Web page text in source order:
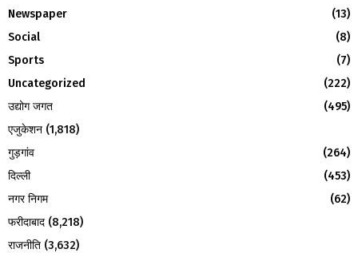
:Newspaper
(13)
Social
(8)
Sports
(7)
Uncategorized
(222)
उद्योग जगत
(495)
एजुकेशन (1,818)
गुड़गांव
(264)
दिल्ली
(453)
नगर निगम
(62)
फरीदाबाद (8,218)
राजनीति (3,632)